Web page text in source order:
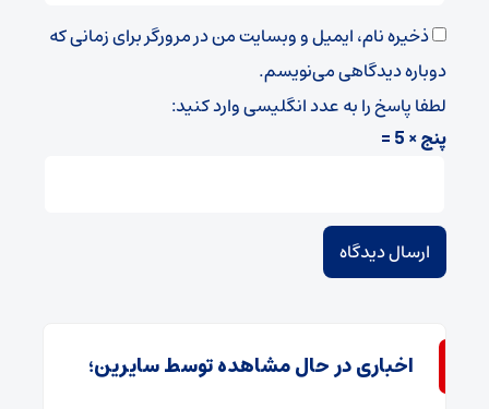
ذخیره نام، ایمیل و وبسایت من در مرورگر برای زمانی که
دوباره دیدگاهی می‌نویسم.
لطفا پاسخ را به عدد انگلیسی وارد کنید:
پنج × 5 =
اخباری در حال مشاهده توسط سایرین؛